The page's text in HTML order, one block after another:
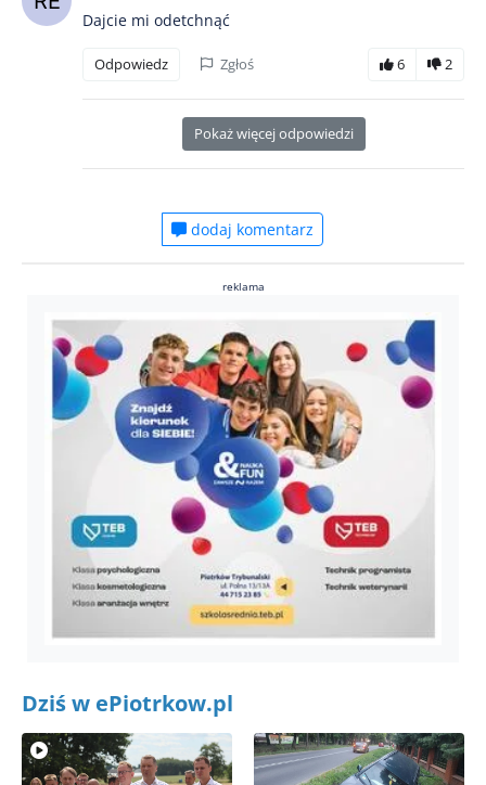
Dajcie mi odetchnąć
Odpowiedz Zgłoś 6 2
Pokaż więcej odpowiedzi
dodaj komentarz
reklama
Dziś w ePiotrkow.pl